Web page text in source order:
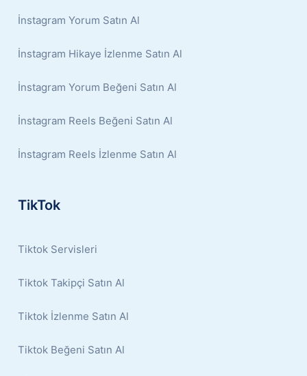
İnstagram Yorum Satın Al
İnstagram Hikaye İzlenme Satın Al
İnstagram Yorum Beğeni Satın Al
İnstagram Reels Beğeni Satın Al
İnstagram Reels İzlenme Satın Al
TikTok
Tiktok Servisleri
Tiktok Takipçi Satın Al
Tiktok İzlenme Satın Al
Tiktok Beğeni Satın Al